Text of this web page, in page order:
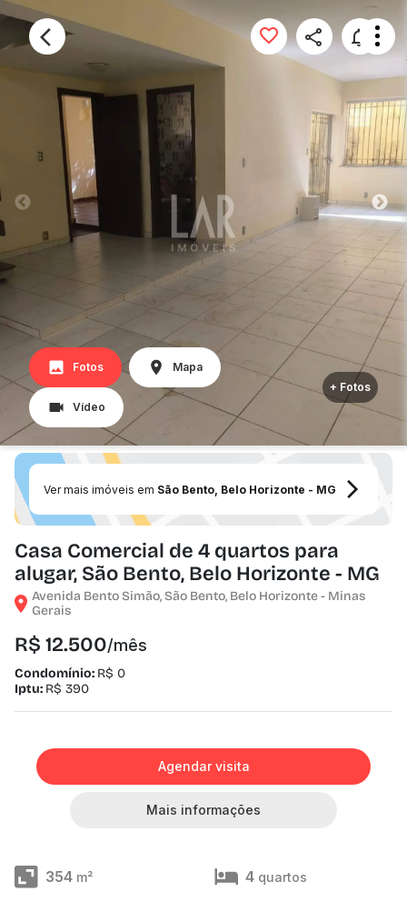
Fotos Mapa
Vídeo
+ Fotos
Ver mais imóveis em São Bento, Belo Horizonte - MG
Casa Comercial de 4 quartos para
alugar, São Bento, Belo Horizonte - MG
Avenida Bento Simão, São Bento, Belo Horizonte - Minas
Gerais
R$ 12.500/mês
Condomínio: R$ 0
Iptu: R$ 390
Agendar visita
Mais informações
354 m² 4 quartos